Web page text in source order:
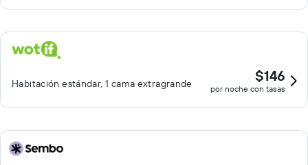
Habitación estándar, 1 cama extragrande $146
por noche con tasas